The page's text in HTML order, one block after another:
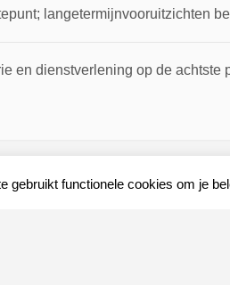
langetermijnvooruitzichten
en dienstverlening op de achtste
gebruikt functionele cookies om je